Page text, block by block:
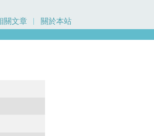
關文章 關於本站